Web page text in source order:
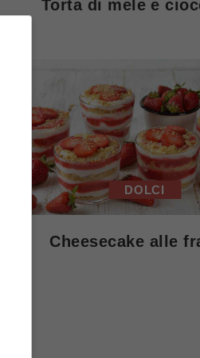
Torta di mele e
DOLCI
Cheesecake alle